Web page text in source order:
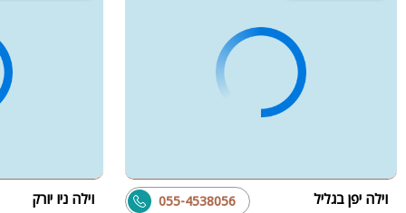
וילה יפן בגליל 055-4538056 וילה ניו יורק